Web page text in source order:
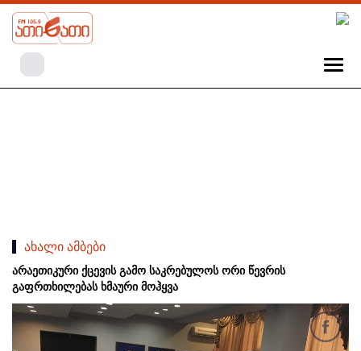
ახალი ამბები
არაეთიკური ქცევის გამო საკრებულოს ორი წევრის
გაფრთხილებას ხმაური მოჰყვა